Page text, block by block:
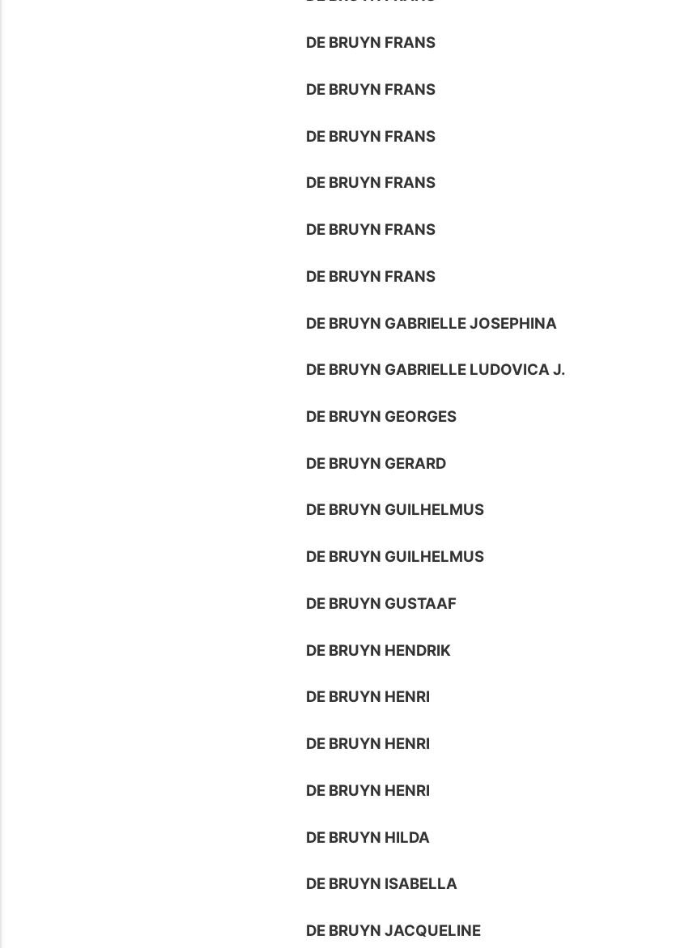
DE BRUYN FRANS
DE BRUYN FRANS
DE BRUYN FRANS
DE BRUYN FRANS
DE BRUYN FRANS
DE BRUYN FRANS
DE BRUYN GABRIELLE JOSEPHINA
DE BRUYN GABRIELLE LUDOVICA J.
DE BRUYN GEORGES
DE BRUYN GERARD
DE BRUYN GUILHELMUS
DE BRUYN GUILHELMUS
DE BRUYN GUSTAAF
DE BRUYN HENDRIK
DE BRUYN HENRI
DE BRUYN HENRI
DE BRUYN HENRI
DE BRUYN HILDA
DE BRUYN ISABELLA
DE BRUYN JACQUELINE